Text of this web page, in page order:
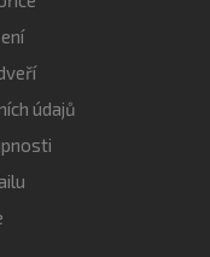
údajů